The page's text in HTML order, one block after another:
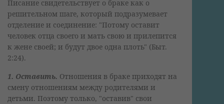
Писание свидетельствует о браке как о
решительном шаге, который подразумевает
отделение и соединение: "Потому оставит
человек отца своего и мать свою и прилепится
к жене своей; и будут двое одна плоть" (Быт.
2:24).
1. Оставить. Отношения в браке приходят на
смену отношениям между родителями и
детьми. Поэтому только, "оставив" свои